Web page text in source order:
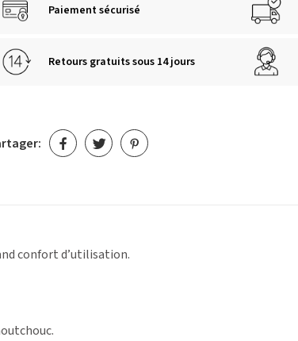
Paiement sécurisé
Retours gratuits sous 14 jours
confort d’utilisation.